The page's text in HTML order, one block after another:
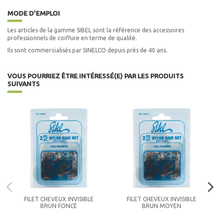
MODE D'EMPLOI
Les articles de la gamme SIBEL sont la référence des accessoires
professionnels de coiffure en terme de qualité.
Ils sont commercialisés par SINELCO depuis près de 40 ans.
VOUS POURRIEZ ÊTRE INTÉRESSÉ(E) PAR LES PRODUITS
SUIVANTS
FILET CHEVEUX INVISIBLE
BRUN FONCÉ
FILET CHEVEUX INVISIBLE
BRUN MOYEN